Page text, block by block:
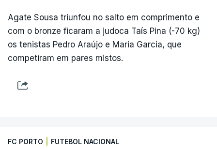
Agate Sousa triunfou no salto em comprimento e
com o bronze ficaram a judoca Taís Pina (-70 kg)
os tenistas Pedro Araújo e Maria Garcia, que
competiram em pares mistos.
FC PORTO FUTEBOL NACIONAL